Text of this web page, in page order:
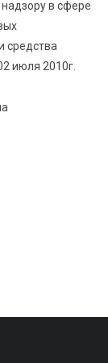
в сфере
средства
июля 2010г.